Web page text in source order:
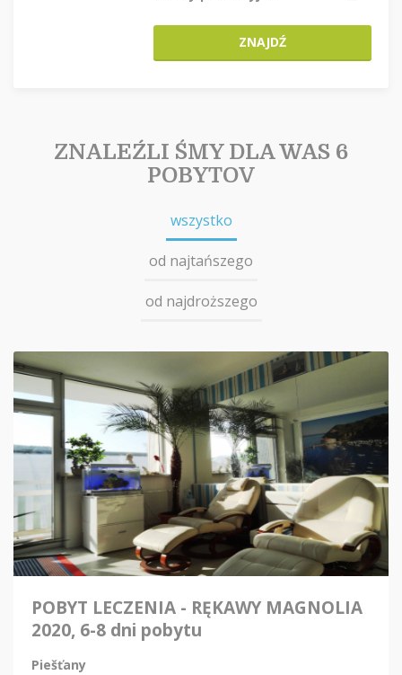
ZNAJDŹ
ZNALEŹLI ŚMY DLA WAS 6
POBYTOV
wszystko
od najtańszego
od najdroższego
POBYT LECZENIA - RĘKAWY MAGNOLIA
2020, 6-8 dni pobytu
Piešťany